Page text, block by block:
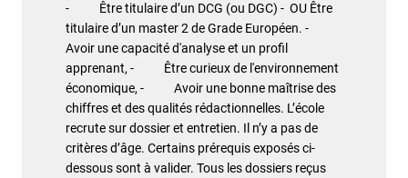
- Être titulaire d’un DCG (ou DGC) - OU Être
titulaire d’un master 2 de Grade Européen. -
Avoir une capacité d'analyse et un profil
apprenant, - Être curieux de l'environnement
économique, - Avoir une bonne maîtrise des
chiffres et des qualités rédactionnelles. L’école
recrute sur dossier et entretien. Il n’y a pas de
critères d’âge. Certains prérequis exposés ci-
dessous sont à valider. Tous les dossiers reçus